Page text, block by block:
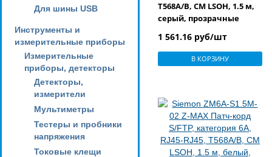
Для шины USB
Инструменты и
измерительные приборы
Измерительные
приборы, детекторы
Детекторы,
измерители
Мультиметры
Тестеры и пробники
напряжения
Токовые клещи
T568A/B, CM LSOH, 1.5 м,
серый, прозрачные
1 561.16 руб/шт
В КОРЗИНУ